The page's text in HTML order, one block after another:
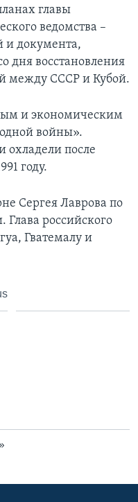
главы
ведомства –
и документа,
дня восстановления
между СССР и Кубой.
и экономическим
войны».
после
году.
Сергея Лаврова по
российского
Гватемалу и